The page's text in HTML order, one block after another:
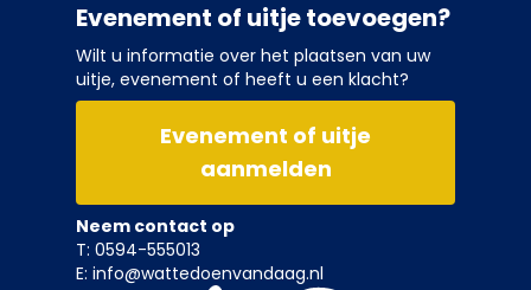
Evenement of uitje toevoegen?
Wilt u informatie over het plaatsen van uw
uitje, evenement of heeft u een klacht?
Evenement of uitje
aanmelden
Neem contact op
T: 0594-555013
E: info@wattedoenvandaag.nl